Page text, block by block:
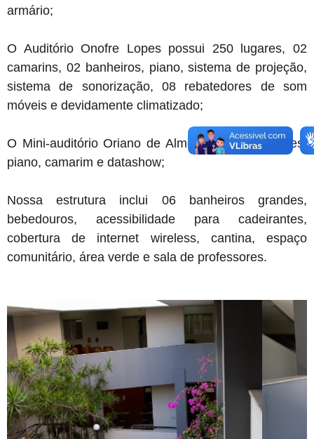
armário;
O Auditório Onofre Lopes possui 250 lugares, 02
camarins, 02 banheiros, piano, sistema de projeção,
sistema de sonorização, 08 rebatedores de som
móveis e devidamente climatizado;
O Mini-auditório Oriano de Almeida tem 50 lugares,
piano, camarim e datashow;
Nossa estrutura inclui 06 banheiros grandes,
bebedouros, acessibilidade para cadeirantes,
cobertura de internet wireless, cantina, espaço
comunitário, área verde e sala de professores.